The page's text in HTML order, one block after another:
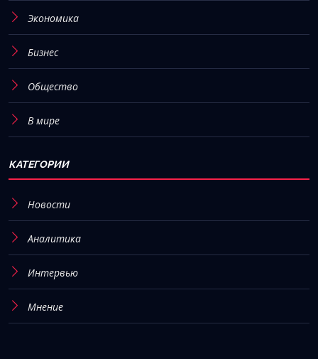
Экономика
Бизнес
Общество
В мире
КАТЕГОРИИ
Новости
Аналитика
Интервью
Мнение